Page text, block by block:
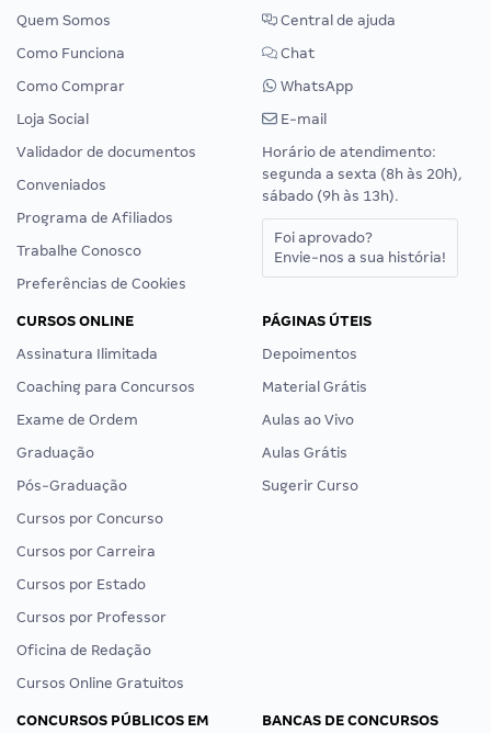
Quem Somos
Como Funciona
Como Comprar
Loja Social
Validador de documentos
Conveniados
Programa de Afiliados
Trabalhe Conosco
Preferências de Cookies
Central de ajuda
Chat
WhatsApp
E-mail
Horário de atendimento:
segunda a sexta (8h às 20h),
sábado (9h às 13h).
Foi aprovado?
Envie-nos a sua história!
CURSOS ONLINE
Assinatura Ilimitada
Coaching para Concursos
Exame de Ordem
Graduação
Pós-Graduação
Cursos por Concurso
Cursos por Carreira
Cursos por Estado
Cursos por Professor
Oficina de Redação
Cursos Online Gratuitos
PÁGINAS ÚTEIS
Depoimentos
Material Grátis
Aulas ao Vivo
Aulas Grátis
Sugerir Curso
CONCURSOS PÚBLICOS EM
BANCAS DE CONCURSOS